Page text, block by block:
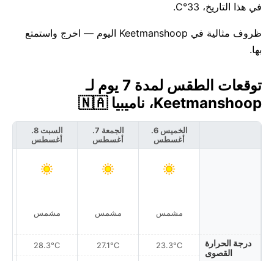
في هذا التاريخ، 33°C.
ظروف مثالية في Keetmanshoop اليوم — اخرج واستمتع
بها.
توقعات الطقس لمدة 7 يوم لـ
Keetmanshoop، ناميبيا 🇳🇦
درجة الحرارة
القصوى
الخميس 6.
أغسطس
مشمس
23.3°C
الجمعة 7.
أغسطس
مشمس
27.1°C
السبت 8.
أغسطس
مشمس
28.3°C